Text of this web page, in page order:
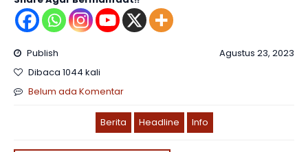
Publish
Agustus 23, 2023
Dibaca 1044 kali
Belum ada Komentar
Berita Headline Info